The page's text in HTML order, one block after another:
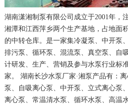
湖南潇湘制泵有限公司成立于2001年，
湘潭和江西萍乡两个生产基地，占地面
的中转仓库。是一家集冷凝泵、中开泵
排污泵、循环泵、混流泵、真空泵、自
计研发、生产、营销及参与水泵行业标
家。 湖南长沙水泵厂家·湘泵产品有：
泵、自吸离心泵、中开泵、立式离心泵
离心泵、常温清水泵、循环水泵、高温